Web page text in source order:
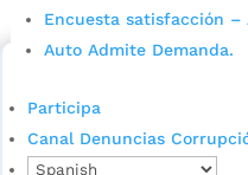
Encuesta satisfacción –
Auto Admite Demanda.
Participa
Canal Denuncias
cupo escolar en los
Bucaramanga.
Alcaldía de
Sede principal